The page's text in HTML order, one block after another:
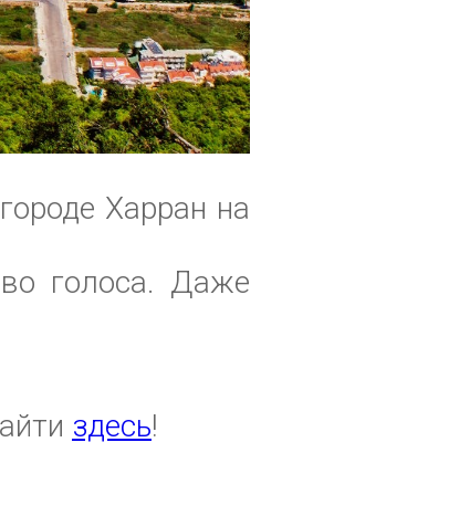
Харран на
голоса. Даже
здесь!